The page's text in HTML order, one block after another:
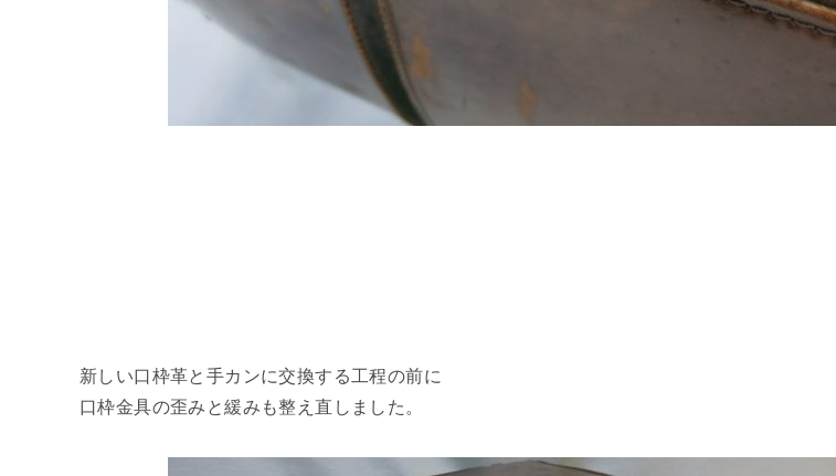
新しい口枠革と手カンに交換する工程の前に
口枠金具の歪みと緩みも整え直しました。